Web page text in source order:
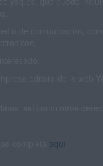
aquí